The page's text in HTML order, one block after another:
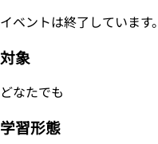
イベントは終了しています。
対象
どなたでも
学習形態